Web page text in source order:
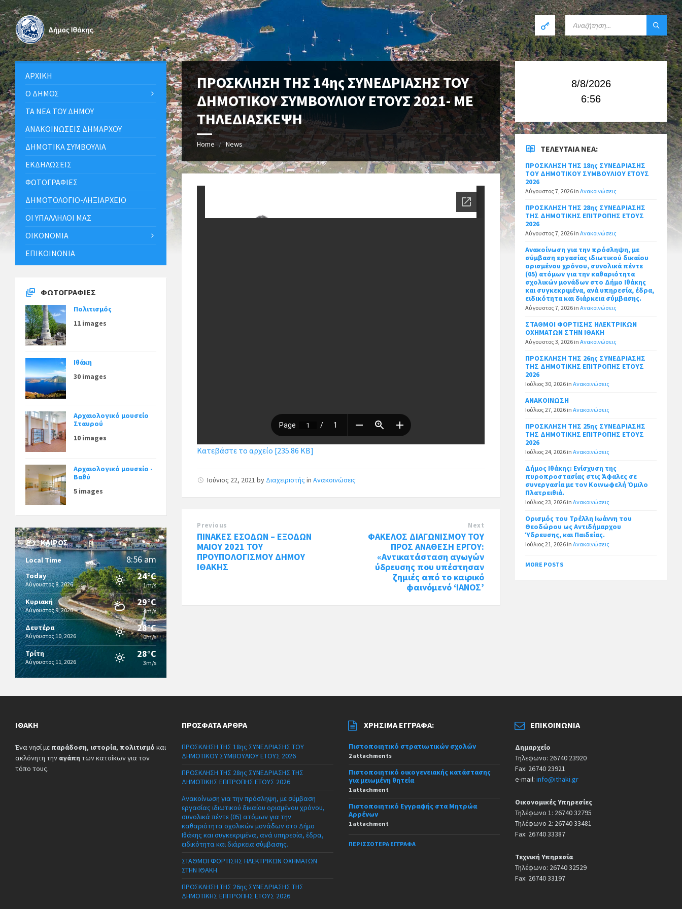
ΠΡΟΣΚΛΗΣΗ ΤΗΣ 14ης ΣΥΝΕΔΡΙΑΣΗΣ ΤΟΥ
ΔΗΜΟΤΙΚΟΥ ΣΥΜΒΟΥΛΙΟΥ ΕΤΟΥΣ 2021- ΜΕ
ΤΗΛΕΔΙΑΣΚΕΨΗ
Home News
Κατεβάστε το αρχείο [235.86 KB]
Ιούνιος 22, 2021by Διαχειριστής inΑνακοινώσεις
Previous
ΠΙΝΑΚΕΣ ΕΣΟΔΩΝ – ΕΞΟΔΩΝ
ΜΑΙΟΥ 2021 ΤΟΥ
ΠΡΟΥΠΟΛΟΓΙΣΜΟΥ ΔΗΜΟΥ
ΙΘΑΚΗΣ
Next
ΦΑΚΕΛΟΣ ΔΙΑΓΩΝΙΣΜΟΥ ΤΟΥ
ΠΡΟΣ ΑΝΑΘΕΣΗ ΕΡΓΟΥ:
«Αντικατάσταση αγωγών
ύδρευσης που υπέστησαν
ζημιές από το καιρικό
φαινόμενό ‘ΙΑΝΟΣ’
ΑΡΧΙΚΉ
Ο ΔΉΜΟΣ
ΤΑ ΝΈΑ ΤΟΥ ΔΉΜΟΥ
ΑΝΑΚΟΙΝΩΣΕΙΣ ΔΗΜΑΡΧΟΥ
ΔΗΜΟΤΙΚΆ ΣΥΜΒΟΎΛΙΑ
ΕΚΔΗΛΏΣΕΙΣ
ΦΩΤΟΓΡΑΦΊΕΣ
ΔΗΜΟΤΟΛΌΓΙΟ-ΛΗΞΙΑΡΧΕΊΟ
ΟΙ ΥΠΆΛΛΗΛΟΙ ΜΑΣ
ΟΙΚΟΝΟΜΊΑ
ΕΠΙΚΟΙΝΩΝΊΑ
ΦΩΤΟΓΡΑΦΊΕΣ
Πολιτισμός
11 images
Ιθάκη
30 images
Αρχαιολογικό μουσείο
Σταυρού
10 images
Αρχαιολογικό μουσείο -
Βαθύ
5 images
ΚΑΙΡΌΣ
Local Time 8:56 am
Today
Αύγουστος 8, 2026
24°C
1m/s
Κυριακή
Αύγουστος 9, 2026
29°C
4m/s
Δευτέρα
Αύγουστος 10, 2026
28°C
0m/s
Τρίτη
Αύγουστος 11, 2026
28°C
3m/s
8/8/2026
6:56
ΤΕΛΕΥΤΑΊΑ ΝΈΑ:
ΠΡΟΣΚΛΗΣΗ ΤΗΣ 18ης ΣΥΝΕΔΡΙΑΣΗΣ
ΤΟΥ ΔΗΜΟΤΙΚΟΥ ΣΥΜΒΟΥΛΙΟΥ ΕΤΟΥΣ
2026
Αύγουστος 7, 2026 inΑνακοινώσεις
ΠΡΟΣΚΛΗΣΗ ΤΗΣ 28ης ΣΥΝΕΔΡΙΑΣΗΣ
ΤΗΣ ΔΗΜΟΤΙΚΗΣ ΕΠΙΤΡΟΠΗΣ ΕΤΟΥΣ
2026
Αύγουστος 7, 2026 inΑνακοινώσεις
Ανακοίνωση για την πρόσληψη, με
σύμβαση εργασίας ιδιωτικού δικαίου
ορισμένου χρόνου, συνολικά πέντε
(05) ατόμων για την καθαριότητα
σχολικών μονάδων στο Δήμο Ιθάκης
και συγκεκριμένα, ανά υπηρεσία, έδρα,
ειδικότητα και διάρκεια σύμβασης.
Αύγουστος 7, 2026 inΑνακοινώσεις
ΣΤΑΘΜΟΙ ΦΟΡΤΙΣΗΣ ΗΛΕΚΤΡΙΚΩΝ
ΟΧΗΜΑΤΩΝ ΣΤΗΝ ΙΘΑΚΗ
Αύγουστος 3, 2026 inΑνακοινώσεις
ΠΡΟΣΚΛΗΣΗ ΤΗΣ 26ης ΣΥΝΕΔΡΙΑΣΗΣ
ΤΗΣ ΔΗΜΟΤΙΚΗΣ ΕΠΙΤΡΟΠΗΣ ΕΤΟΥΣ
2026
Ιούλιος 30, 2026 inΑνακοινώσεις
ΑΝΑΚΟΙΝΩΣΗ
Ιούλιος 27, 2026 inΑνακοινώσεις
ΠΡΟΣΚΛΗΣΗ ΤΗΣ 25ης ΣΥΝΕΔΡΙΑΣΗΣ
ΤΗΣ ΔΗΜΟΤΙΚΗΣ ΕΠΙΤΡΟΠΗΣ ΕΤΟΥΣ
2026
Ιούλιος 24, 2026 inΑνακοινώσεις
Δήμος Ιθάκης: Ενίσχυση της
πυροπροστασίας στις Άφαλες σε
συνεργασία με τον Κοινωφελή Όμιλο
Πλατρειθιά.
Ιούλιος 23, 2026 inΑνακοινώσεις
Ορισμός του Τρέλλη Ιωάννη του
Θεοδώρου ως Αντιδήμαρχου
Ύδρευσης, και Παιδείας.
Ιούλιος 21, 2026 inΑνακοινώσεις
MORE POSTS
ΙΘΆΚΗ
Ένα νησί με παράδοση, ιστορία, πολιτισμό και
ακλόνητη την αγάπη των κατοίκων για τον
τόπο τους.
ΠΡΌΣΦΑΤΑ ΆΡΘΡΑ
ΠΡΟΣΚΛΗΣΗ ΤΗΣ 18ης ΣΥΝΕΔΡΙΑΣΗΣ ΤΟΥ
ΔΗΜΟΤΙΚΟΥ ΣΥΜΒΟΥΛΙΟΥ ΕΤΟΥΣ 2026
ΠΡΟΣΚΛΗΣΗ ΤΗΣ 28ης ΣΥΝΕΔΡΙΑΣΗΣ ΤΗΣ
ΔΗΜΟΤΙΚΗΣ ΕΠΙΤΡΟΠΗΣ ΕΤΟΥΣ 2026
Ανακοίνωση για την πρόσληψη, με σύμβαση
εργασίας ιδιωτικού δικαίου ορισμένου χρόνου,
συνολικά πέντε (05) ατόμων για την
καθαριότητα σχολικών μονάδων στο Δήμο
Ιθάκης και συγκεκριμένα, ανά υπηρεσία, έδρα,
ειδικότητα και διάρκεια σύμβασης.
ΣΤΑΘΜΟΙ ΦΟΡΤΙΣΗΣ ΗΛΕΚΤΡΙΚΩΝ ΟΧΗΜΑΤΩΝ
ΣΤΗΝ ΙΘΑΚΗ
ΠΡΟΣΚΛΗΣΗ ΤΗΣ 26ης ΣΥΝΕΔΡΙΑΣΗΣ ΤΗΣ
ΔΗΜΟΤΙΚΗΣ ΕΠΙΤΡΟΠΗΣ ΕΤΟΥΣ 2026
ΧΡΉΣΙΜΑ ΈΓΓΡΑΦΑ:
Πιστοποιητικό στρατιωτικών σχολών
2 attachments
Πιστοποιητικό οικογενειακής κατάστασης
για μειωμένη θητεία
1 attachment
Πιστοποιητικό Εγγραφής στα Μητρώα
Αρρένων
1 attachment
ΠΕΡΙΣΣΌΤΕΡΑ ΈΓΓΡΑΦΑ
ΕΠΙΚΟΙΝΩΝΊΑ
Δημαρχείο
Τηλεφωνο: 26740 23920
Fax: 26740 23921
e-mail:info@ithaki.gr
Οικονομικές Υπηρεσίες
Τηλέφωνο 1: 26740 32795
Τηλέφωνο 2: 26740 33481
Fax: 26740 33387
Τεχνική Υπηρεσία
Τηλέφωνο: 26740 32529
Fax: 26740 33197